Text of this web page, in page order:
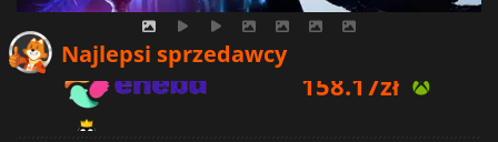
Najlepsi sprzedawcy